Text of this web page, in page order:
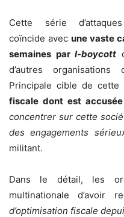
Cette série d’attaques
coïncide avec une vaste
semaines parI-boycott
d’autres
Principale cible de cette
fiscale dont est
concentrer sur cette
des engagements
militant.
Dans le détail, les
multinationale d’avoir
d’optimisation fiscale